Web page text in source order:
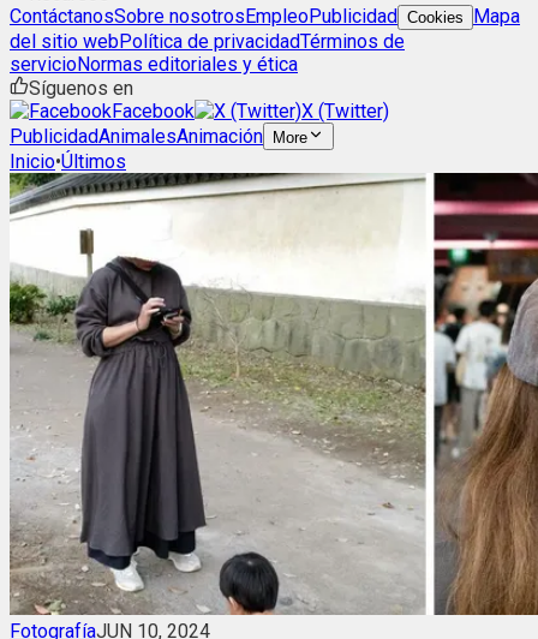
ContáctanosSobre nosotrosEmpleoPublicidad Cookies
Mapa
del sitio webPolítica de privacidadTérminos de
servicioNormas editoriales y ética
Síguenos en
Facebook
X (Twitter)
PublicidadAnimalesAnimación More
Inicio•Últimos
FotografíaJUN 10, 2024